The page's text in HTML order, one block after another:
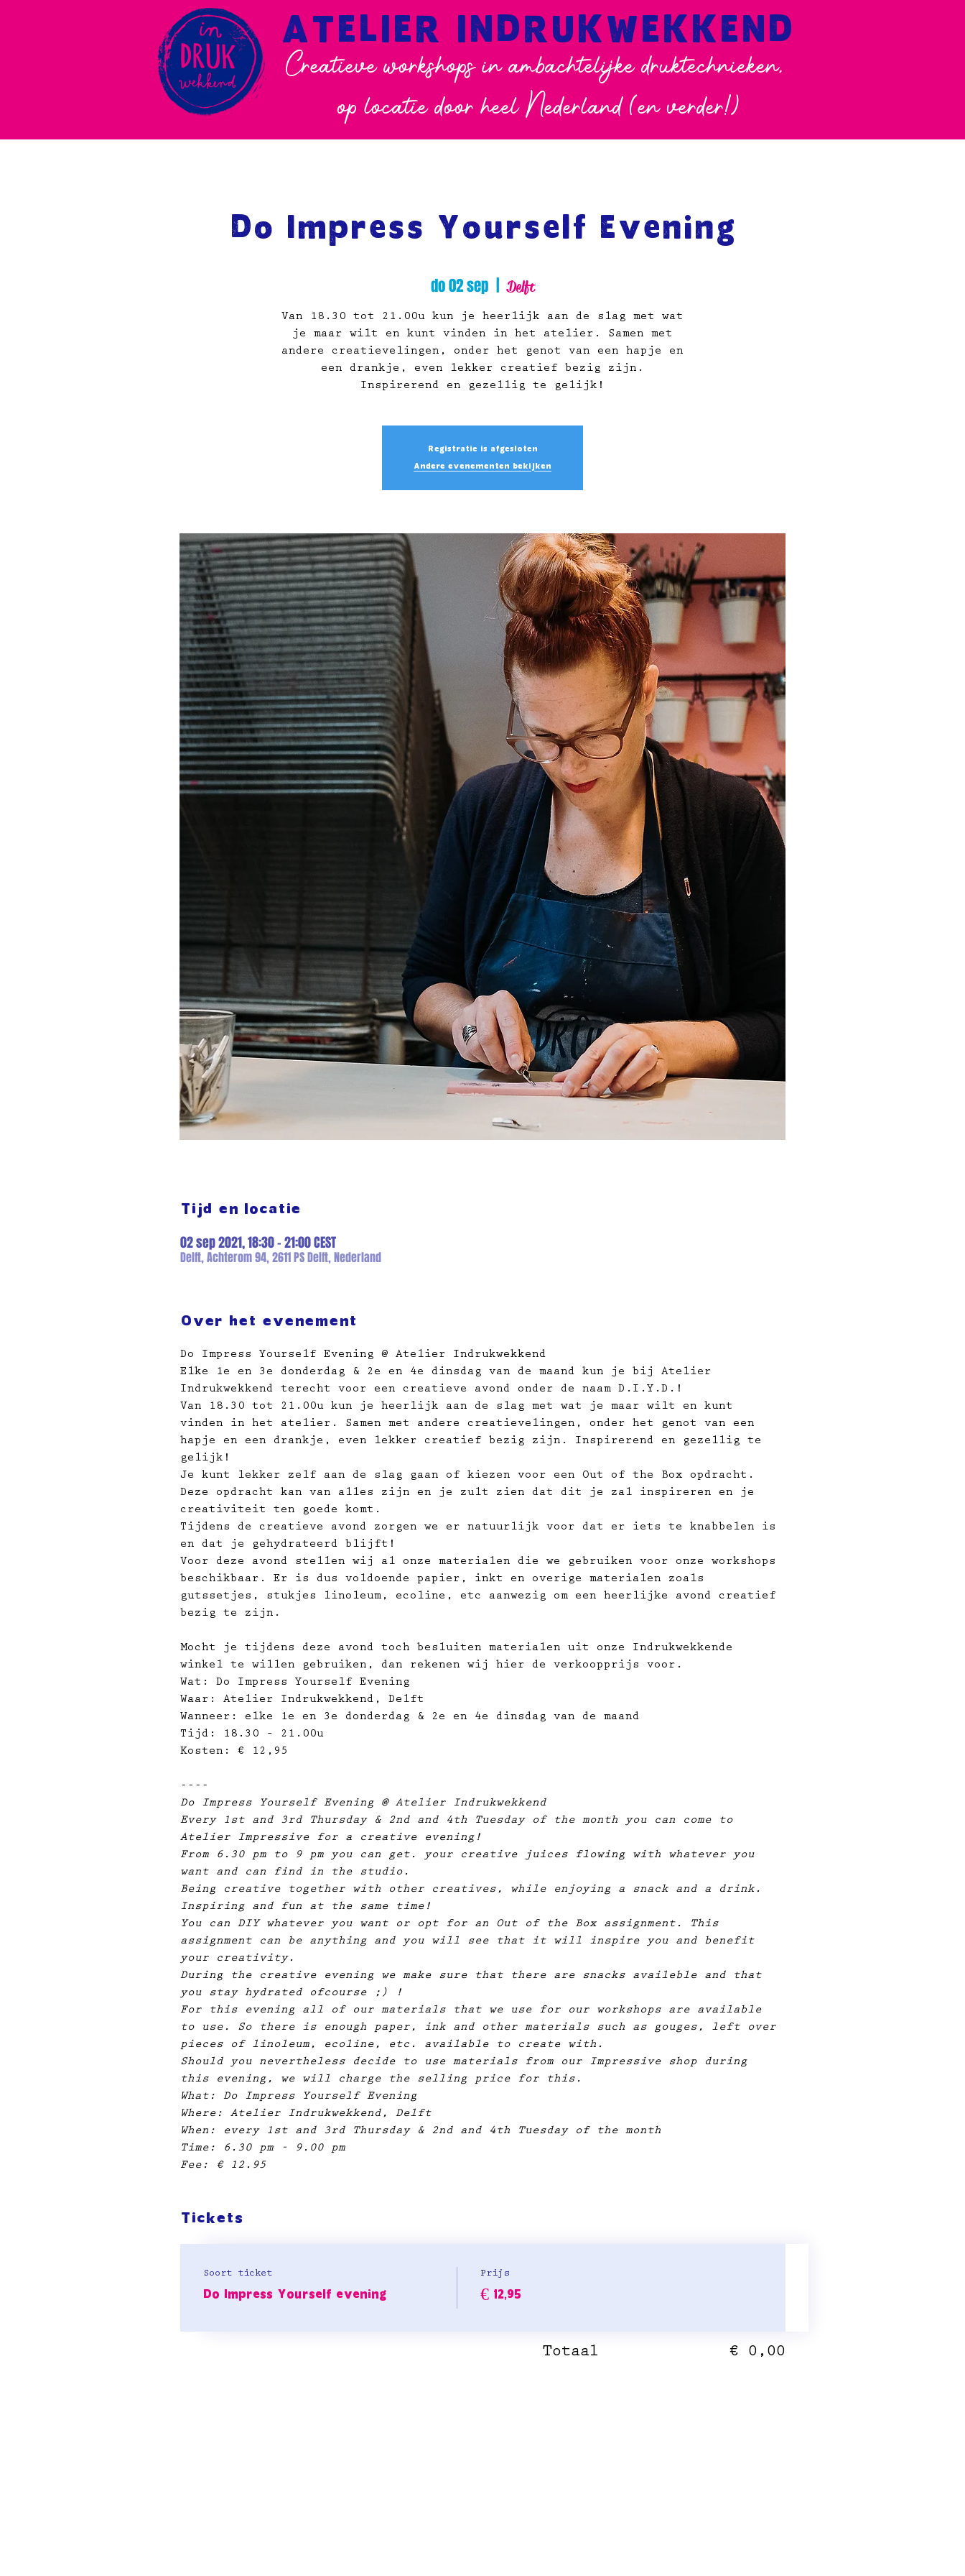
Creatieve workshops in ambachtelijke druktechnieken,
op locatie door heel Nederland (en verder!)
ATELIER INDRUKWEKKEND
Do Impress Yourself Evening
do 02 sep
  |
Delft
Van 18.30 tot 21.00u kun je heerlijk aan de slag met wat
je maar wilt en kunt vinden in het atelier. Samen met
andere creatievelingen, onder het genot van een hapje en
een drankje, even lekker creatief bezig zijn.
Inspirerend en gezellig te gelijk!
Registratie is afgesloten
Andere evenementen bekijken
Tijd en locatie
02 sep 2021, 18:30 – 21:00 CEST
Delft, Achterom 94, 2611 PS Delft, Nederland
Over het evenement
Do Impress Yourself Evening @ Atelier Indrukwekkend
Elke 1e en 3e donderdag & 2e en 4e dinsdag van de maand kun je bij Atelier
Indrukwekkend terecht voor een creatieve avond onder de naam D.I.Y.D.!
Van 18.30 tot 21.00u kun je heerlijk aan de slag met wat je maar wilt en kunt
vinden in het atelier. Samen met andere creatievelingen, onder het genot van een
hapje en een drankje, even lekker creatief bezig zijn. Inspirerend en gezellig te
gelijk!
Je kunt lekker zelf aan de slag gaan of kiezen voor een Out of the Box opdracht.
Deze opdracht kan van alles zijn en je zult zien dat dit je zal inspireren en je
creativiteit ten goede komt.
Tijdens de creatieve avond zorgen we er natuurlijk voor dat er iets te knabbelen is
en dat je gehydrateerd blijft!
Voor deze avond stellen wij al onze materialen die we gebruiken voor onze workshops
beschikbaar. Er is dus voldoende papier, inkt en overige materialen zoals
gutssetjes, stukjes linoleum, ecoline, etc aanwezig om een heerlijke avond creatief
bezig te zijn.
Mocht je tijdens deze avond toch besluiten materialen uit onze Indrukwekkende
winkel te willen gebruiken, dan rekenen wij hier de verkoopprijs voor.
Wat: Do Impress Yourself Evening
Waar: Atelier Indrukwekkend, Delft
Wanneer: elke 1e en 3e donderdag & 2e en 4e dinsdag van de maand
Tijd: 18.30 – 21.00u
Kosten: € 12,95
----
Do Impress Yourself Evening @ Atelier Indrukwekkend
Every 1st and 3rd Thursday & 2nd and 4th Tuesday of the month you can come to
Atelier Impressive for a creative evening!
From 6.30 pm to 9 pm you can get. your creative juices flowing with whatever you
want and can find in the studio.
Being creative together with other creatives, while enjoying a snack and a drink.
Inspiring and fun at the same time!
You can DIY whatever you want or opt for an Out of the Box assignment. This
assignment can be anything and you will see that it will inspire you and benefit
your creativity.
During the creative evening we make sure that there are snacks availeble and that
you stay hydrated ofcourse ;) !
For this evening all of our materials that we use for our workshops are available
to use. So there is enough paper, ink and other materials such as gouges, left over
pieces of linoleum, ecoline, etc. available to create with.
Should you nevertheless decide to use materials from our Impressive shop during
this evening, we will charge the selling price for this.
What: Do Impress Yourself Evening
Where: Atelier Indrukwekkend, Delft
When: every 1st and 3rd Thursday & 2nd and 4th Tuesday of the month
Time: 6.30 pm - 9.00 pm
Fee: € 12.95
Tickets
Soort ticket
Do Impress Yourself evening
Prijs
€ 12,95
Totaal € 0,00